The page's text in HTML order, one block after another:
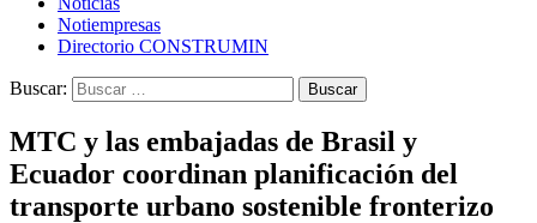
Notiempresas
Directorio CONSTRUMIN
Buscar:
MTC y las embajadas de Brasil y
Ecuador coordinan planificación del
transporte urbano sostenible fronterizo